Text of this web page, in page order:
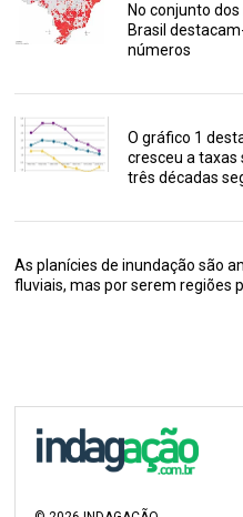
No conjunto
Brasil
números
O gráfico 1
cresceu a taxas
três décadas
As planícies de inundação são
fluviais, mas por serem regiões